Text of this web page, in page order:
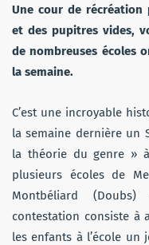
Une cour de récréation
et des pupitres vides,
de nombreuses écoles
la semaine.
C’est une incroyable
la semaine dernière un
la théorie du genre »
plusieurs écoles de
Montbéliard
contestation consiste à
les enfants à l’école